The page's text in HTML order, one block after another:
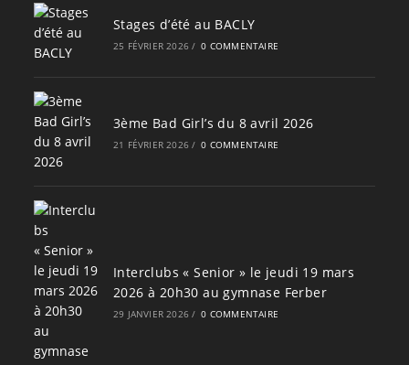
Stages d’été au BACLY
25 FÉVRIER 2026 / 0 COMMENTAIRE
3ème Bad Girl’s du 8 avril 2026
21 FÉVRIER 2026 / 0 COMMENTAIRE
Interclubs « Senior » le jeudi 19 mars
2026 à 20h30 au gymnase Ferber
29 JANVIER 2026 / 0 COMMENTAIRE